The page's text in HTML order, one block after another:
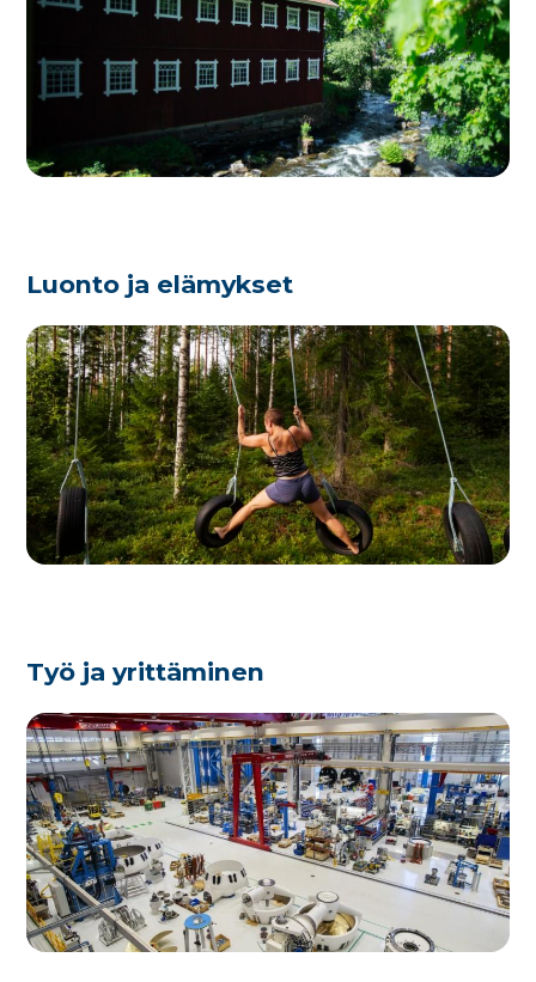
Luonto ja elämykset
Työ ja yrittäminen